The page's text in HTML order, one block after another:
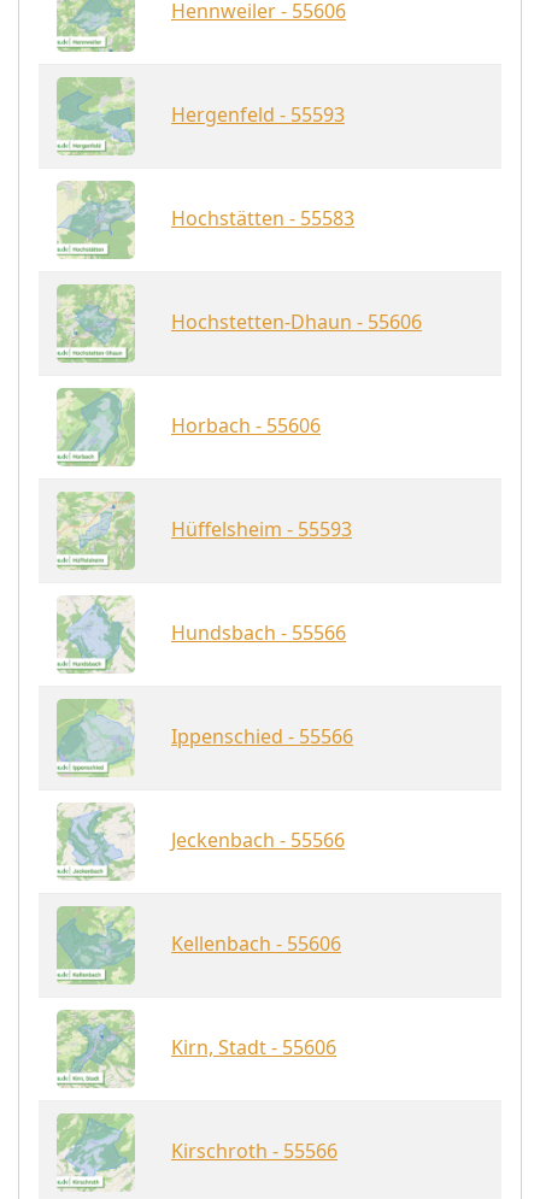
Hennweiler - 55606
Hergenfeld - 55593
Hochstätten - 55583
Hochstetten-Dhaun - 55606
Horbach - 55606
Hüffelsheim - 55593
Hundsbach - 55566
Ippenschied - 55566
Jeckenbach - 55566
Kellenbach - 55606
Kirn, Stadt - 55606
Kirschroth - 55566